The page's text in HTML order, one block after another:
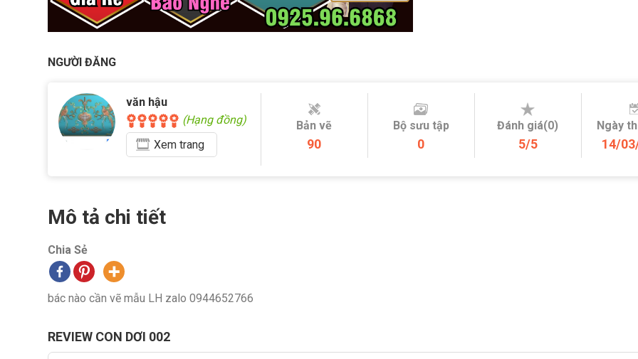
NGƯỜI ĐĂNG
văn hậu
(Hạng đồng)
Xem trang
Bản vẽ
90
Bộ sưu tập
0
Đánh giá(0)
5/5
Ngày
14/
Mô tả chi tiết
Chia Sẻ
bác nào cần vẽ mẫu LH zalo 0944652766
REVIEW CON DƠI 002